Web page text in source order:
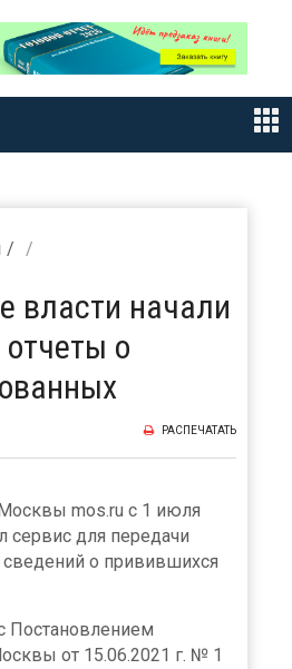
власти начали
о
РАСПЕЧАТАТЬ
mos.ru с 1 июля
сервис для передачи
сведений о привившихся
Постановлением
от 15.06.2021 г. № 1